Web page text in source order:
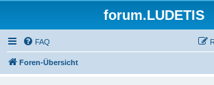
forum.LUDETIS
FAQ
Foren-Übersicht